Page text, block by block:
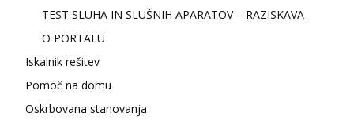
TEST SLUHA IN SLUŠNIH APARATOV – RAZISKAVA
O PORTALU
Iskalnik rešitev
Pomoč na domu
Oskrbovana stanovanja